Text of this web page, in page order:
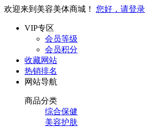
欢迎来到美容美体商城！ 您好，请登录
VIP专区
会员等级
会员积分
收藏网站
热销排名
网站导航
商品分类
综合保健
美容护肤